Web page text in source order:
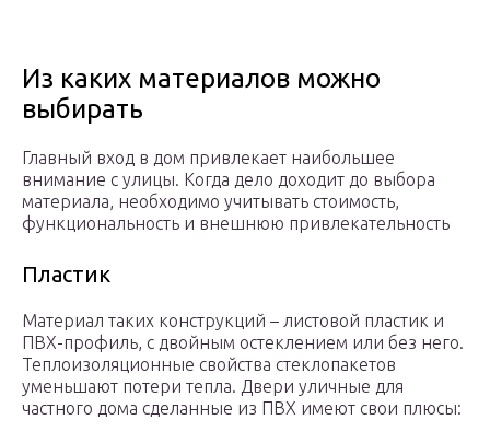
Из каких материалов можно
выбирать
Главный вход в дом привлекает наибольшее
внимание с улицы. Когда дело доходит до выбора
материала, необходимо учитывать стоимость,
функциональность и внешнюю привлекательность
Пластик
Материал таких конструкций – листовой пластик и
ПВХ-профиль, с двойным остеклением или без него.
Теплоизоляционные свойства стеклопакетов
уменьшают потери тепла. Двери уличные для
частного дома сделанные из ПВХ имеют свои плюсы: